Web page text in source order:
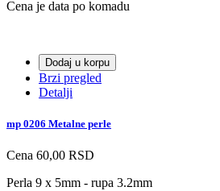
Cena je data po komadu
Dodaj u korpu
Brzi pregled
Detalji
mp 0206 Metalne perle
Cena 60,00 RSD
Perla 9 x 5mm - rupa 3.2mm